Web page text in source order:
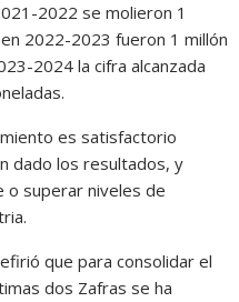
2022 se molieron 1
2022-2023 fueron 1 millón
2024 la cifra alcanzada
es satisfactorio
dado los resultados, y
o superar niveles de
que para consolidar el
dos Zafras se ha